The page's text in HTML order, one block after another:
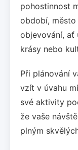
pohostinnost
období,
objevování, ať
krásy nebo
Při plánování
vzít v úvahu
své aktivity
že vaše
plným